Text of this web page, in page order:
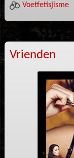
Voetfetisjisme
Vrienden